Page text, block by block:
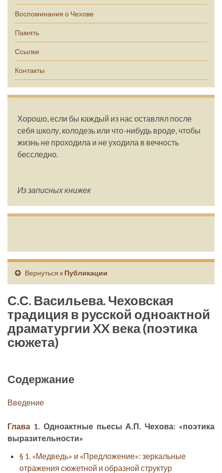
Воспоминания о Чехове
Память
Ссылки
Контакты
Хорошо, если бы каждый из нас оставлял после
себя школу, колодезь или что-нибудь вроде, чтобы
жизнь не проходила и не уходила в вечность
бесследно.
Из записных книжек
Вернуться к Публикации
С.С. Васильева. Чеховская
традиция в русской одноактной
драматургии XX века (поэтика
сюжета)
Содержание
Введение
Глава 1
. Одноактные пьесы А.П. Чехова: «поэтика
выразительности»
§ 1. «Медведь» и «Предложение»: зеркальные
отражения сюжетной и образной структур